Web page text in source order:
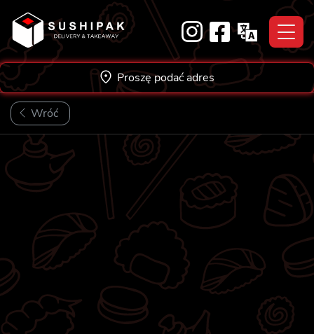
content
Proszę podać adres
Wróć
NOWOŚĆ!